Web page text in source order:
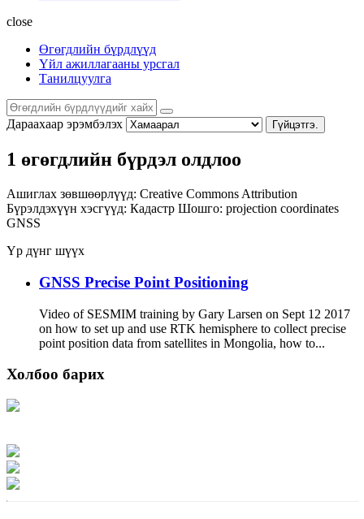
close
Өгөгдлийн бүрдлүүд
Үйл ажиллагааны урсгал
Танилцуулга
Дараахаар эрэмбэлэх Гүйцэтгэ.
1 өгөгдлийн бүрдэл олдлоо
Ашиглах зөвшөөрлүүд: Creative Commons Attribution
Бүрэлдэхүүн хэсгүүд: Кадастр Шошго: projection coordinates
GNSS
Үр дүнг шүүх
GNSS Precise Point Positioning
Video of SESMIM training by Gary Larsen on Sept 12 2017
on how to set up and use RTK hemisphere to collect precise
point position data from satellites in Mongolia, how to...
Холбоо барих